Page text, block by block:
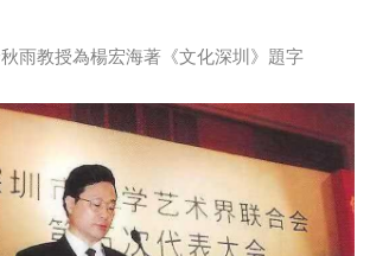
雨教授為楊宏海著《文化深圳》題字